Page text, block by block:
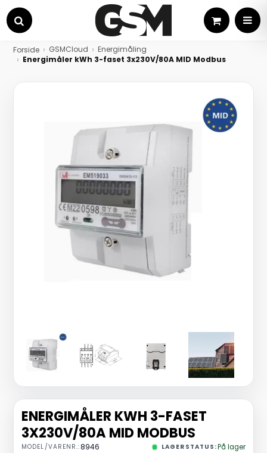
Søg
Kurv
Forside GSMCloud
Energimåling
Energimåler kWh 3-faset 3x230V/80A MID Modbus
ENERGIMÅLER KWH 3-FASET
3X230V/80A MID MODBUS
MODEL/VARENR.:8946 LAGERSTATUS:På lager